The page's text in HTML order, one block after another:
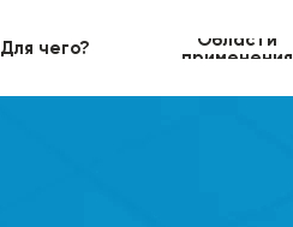
Для чего?
Области
применения